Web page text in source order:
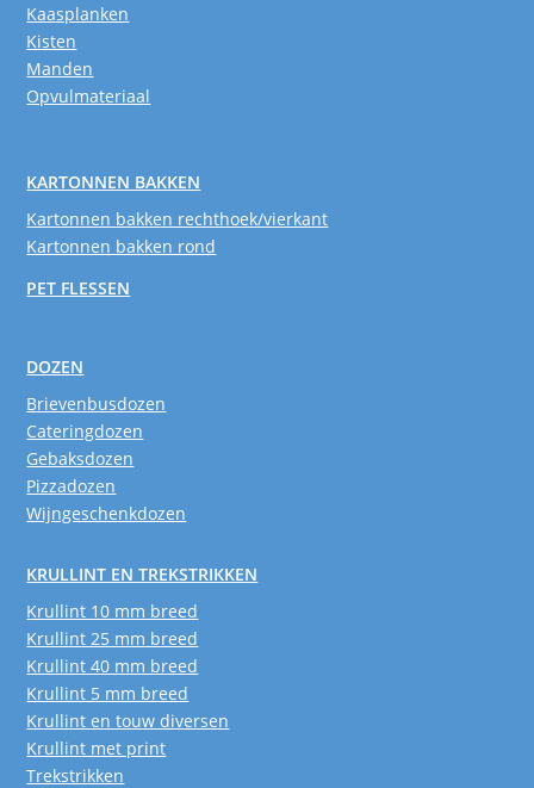
Kaasplanken
Kisten
Manden
Opvulmateriaal
KARTONNEN BAKKEN
Kartonnen bakken rechthoek/vierkant
Kartonnen bakken rond
PET FLESSEN
DOZEN
Brievenbusdozen
Cateringdozen
Gebaksdozen
Pizzadozen
Wijngeschenkdozen
KRULLINT EN TREKSTRIKKEN
Krullint 10 mm breed
Krullint 25 mm breed
Krullint 40 mm breed
Krullint 5 mm breed
Krullint en touw diversen
Krullint met print
Trekstrikken